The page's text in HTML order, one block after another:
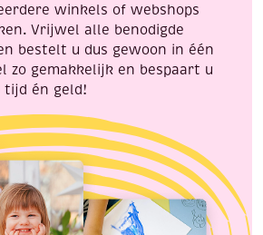
winkels of webshops
Vrijwel alle benodigde
bestelt u dus gewoon in één
zo gemakkelijk en bespaart u
tijd én geld!